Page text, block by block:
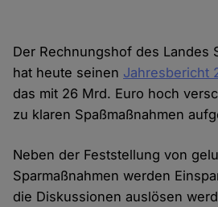
Der Rechnungshof des Landes
hat heute seinen Jahresbericht
das mit 26 Mrd. Euro hoch
zu klaren Spaßmaßnahmen
Neben der Feststellung von
Sparmaßnahmen werden
die Diskussionen auslösen